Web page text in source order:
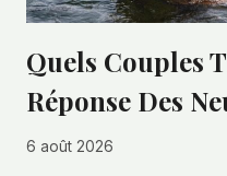
Quels Couples
Réponse Des
6 août 2026